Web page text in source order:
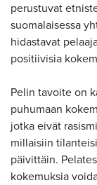
perustuvat
suomalaisessa
hidastavat
positiivisia
Pelin tavoite on
puhumaan
jotka eivät
millaisiin
päivittäin.
kokemuksia